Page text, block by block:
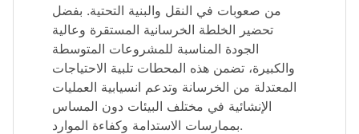
من صعوبات في النقل والبنية التحتية. بفضل
تحضير الخلطة الخرسانية المستقرة وعالية
الجودة المناسبة للمشروعات المتوسطة
والكبيرة، تضمن هذه المحطات تلبية الاحتياجات
المعتدلة من الخرسانة وتدعم انسيابية العمليات
الإنشائية في مختلف البيئات دون المساس
بممارسات الاستدامة وكفاءة الموارد.